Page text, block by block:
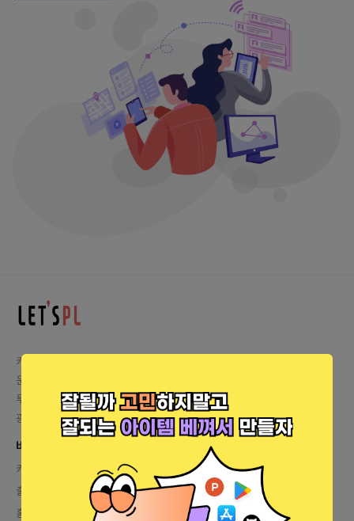
카톡 문의
운영자 상담
투자플랫폼 문의
help@letspl.me
광고 문의
매체소개서 다운로드
바로가기
커피챗
출시
홈